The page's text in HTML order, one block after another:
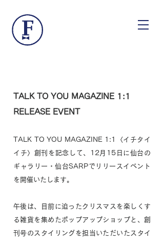
TALK TO YOU MAGAZINE 1:1
RELEASE EVENT
TALK TO YOU MAGAZINE 1:1〈イチタイ
イチ〉創刊を記念して、12月15日に仙台の
ギャラリー・仙台SARPでリリースイベント
を開催いたします。
午後は、目前に迫ったクリスマスを楽しくす
る雑貨を集めたポップアップショップと、創
刊号のスタイリングを担当いただいたスタイ